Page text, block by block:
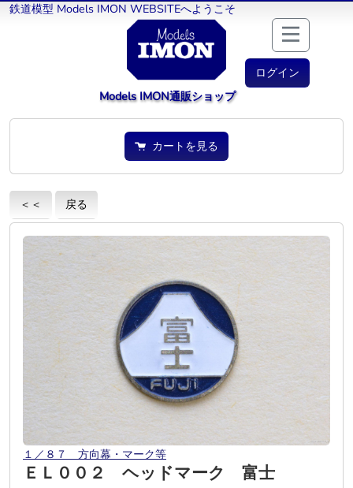
鉄道模型 Models IMON WEBSITEへようこそ
ログイン
Models IMON通販ショップ
カートを見る
＜＜ 戻る
１／８７ 方向幕・マーク等
ＥＬ００２ ヘッドマーク 富士